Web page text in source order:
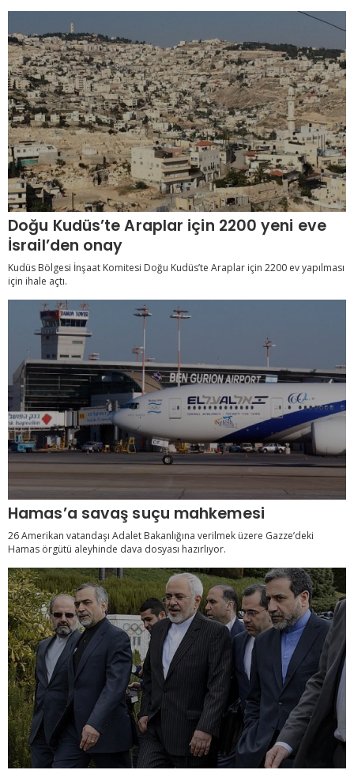
Doğu Kudüs’te Araplar için 2200 yeni eve
İsrail’den onay
Kudüs Bölgesi İnşaat Komitesi Doğu Kudüs’te Araplar için 2200 ev yapılması
için ihale açtı.
Hamas’a savaş suçu mahkemesi
26 Amerikan vatandaşı Adalet Bakanlığına verilmek üzere Gazze’deki
Hamas örgütü aleyhinde dava dosyası hazırlıyor.